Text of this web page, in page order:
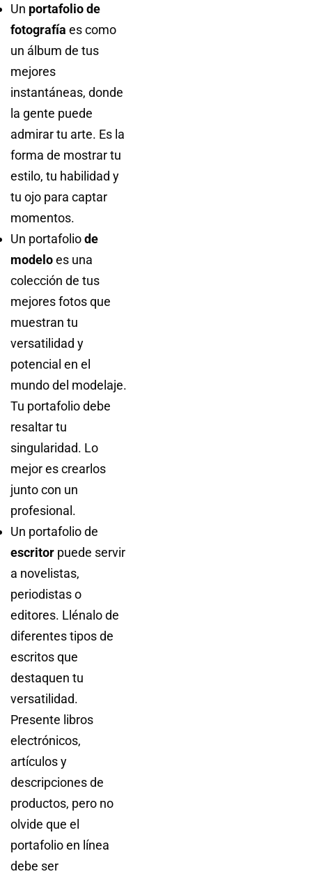
Un portafolio de
fotografía es como
un álbum de tus
mejores
instantáneas, donde
la gente puede
admirar tu arte. Es la
forma de mostrar tu
estilo, tu habilidad y
tu ojo para captar
momentos.
Un portafoliode
modeloes una
colección de tus
mejores fotos que
muestran tu
versatilidad y
potencial en el
mundo del modelaje.
Tu portafolio debe
resaltar tu
singularidad. Lo
mejor es crearlos
junto con un
profesional.
Un portafolio de
escritor puede servir
a novelistas,
periodistas o
editores. Llénalo de
diferentes tipos de
escritos que
destaquen tu
versatilidad.
Presente libros
electrónicos,
artículos y
descripciones de
productos, pero no
olvide que el
portafolio en línea
debe ser